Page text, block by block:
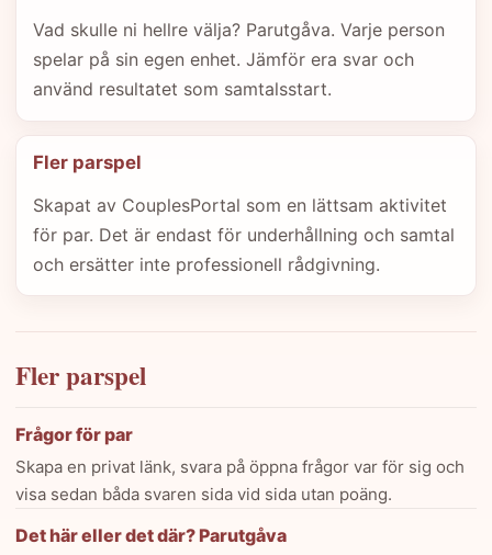
Vad skulle ni hellre välja? Parutgåva. Varje person
spelar på sin egen enhet. Jämför era svar och
använd resultatet som samtalsstart.
Fler parspel
Skapat av CouplesPortal som en lättsam aktivitet
för par. Det är endast för underhållning och samtal
och ersätter inte professionell rådgivning.
Fler parspel
Frågor för par
Skapa en privat länk, svara på öppna frågor var för sig och
visa sedan båda svaren sida vid sida utan poäng.
Det här eller det där? Parutgåva